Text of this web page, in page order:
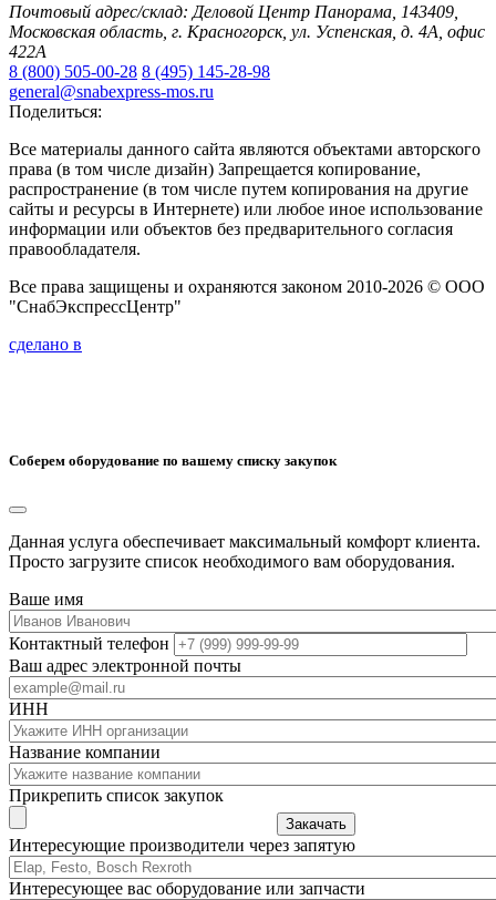
Почтовый адрес/склад: Деловой Центр Панорама, 143409,
Московская область, г. Красногорск, ул. Успенская, д. 4А, офис
422А
8 (800) 505-00-28 8 (495) 145-28-98
general@snabexpress-mos.ru
Поделиться:
Все материалы данного сайта являются объектами авторского
права (в том числе дизайн) Запрещается копирование,
распространение (в том числе путем копирования на другие
сайты и ресурсы в Интернете) или любое иное использование
информации или объектов без предварительного согласия
правообладателя.
Все права защищены и охраняются законом 2010-2026 © ООО
"СнабЭкспрессЦентр"
сделано в
Соберем оборудование по вашему списку закупок
Данная услуга обеспечивает максимальный комфорт клиента.
Просто загрузите список необходимого вам оборудования.
Ваше имя
Контактный телефон
Ваш адрес электронной почты
ИНН
Название компании
Прикрепить список закупок
Закачать
Интересующие производители через запятую
Интересующее вас оборудование или запчасти